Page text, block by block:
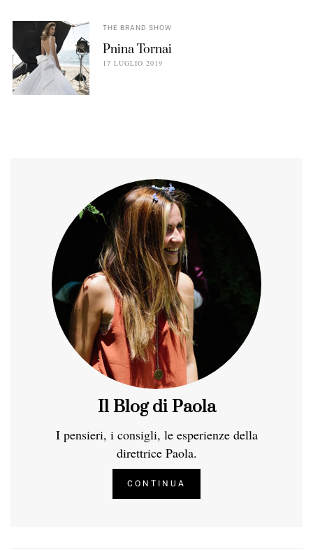
THE BRAND SHOW
Pnina Tornai
17 LUGLIO 2019
Il Blog di Paola
I pensieri, i consigli, le esperienze della
direttrice Paola.
CONTINUA